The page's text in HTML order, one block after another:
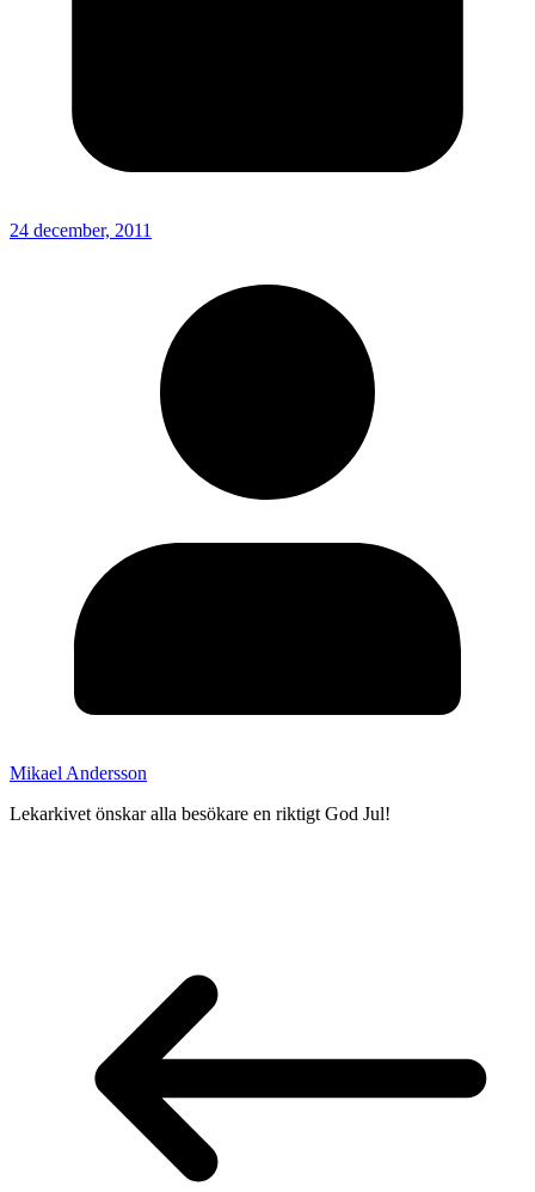
24 december, 2011
Mikael Andersson
Lekarkivet önskar alla besökare en riktigt God Jul!